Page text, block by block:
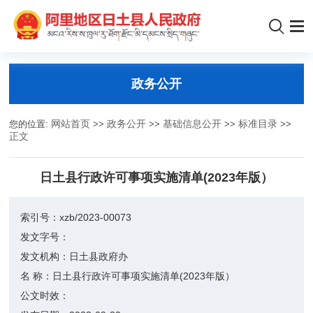
政务公开
您的位置: 网站首页 >>政务公开 >>基础信息公开 >>标准目录 >>
正文
日土县行政许可事项实施清单(2023年版）
索引号：xzb/2023-00073
发文字号：
发文机构： 日土县政府办
名 称： 日土县行政许可事项实施清单(2023年版）
公文时效：